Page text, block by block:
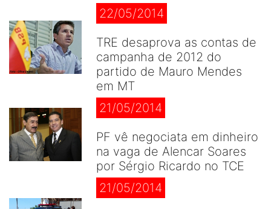
22/05/2014
TRE desaprova as contas de
campanha de 2012 do
partido de Mauro Mendes
em MT
21/05/2014
PF vê negociata em dinheiro
na vaga de Alencar Soares
por Sérgio Ricardo no TCE
21/05/2014